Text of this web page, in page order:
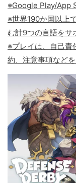
※Google Play/App
※世界190か国以上
む計9つの言語をサ
※プレイは、自己責
約、注意事項など